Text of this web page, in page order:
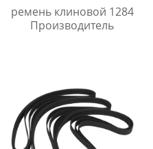
ремень клиновой 1284
Производитель